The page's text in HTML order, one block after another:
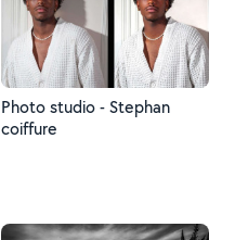
Photo studio - Stephan
coiffure